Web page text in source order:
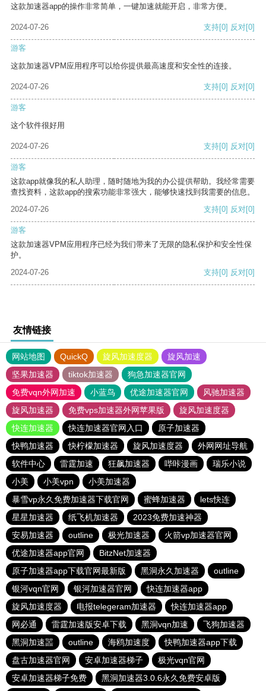
这款加速器app的操作非常简单，一键加速就能开启，非常方便。
2024-07-26 支持[0] 反对[0]
游客
这款加速器VPM应用程序可以给你提供最高速度和安全性的连接。
2024-07-26 支持[0] 反对[0]
游客
这个软件很好用
2024-07-26 支持[0] 反对[0]
游客
这款app就像我的私人助理，随时随地为我的办公提供帮助。我经常需要
查找资料，这款app的搜索功能非常强大，能够快速找到我需要的信息。
2024-07-26
支持[0] 反对[0]
游客
这款加速器VPM应用程序已经为我们带来了无限的隐私保护和安全性保
护。
2024-07-26
支持[0] 反对[0]
友情链接
网站地图 QuickQ 旋风加速度器
旋风加速
坚果加速器
tiktok加速器
狗急加速器官网
免费vqn外网加速
小蓝鸟 优途加速器官网
风驰加速器
旋风加速器
免费vps加速器外网苹果版
旋风加速度器
快连加速器
快连加速器官网入口
原子加速器
快鸭加速器
快柠檬加速器 旋风加速度器
外网网址导航
软件中心
雷霆加速 狂飙加速器 哔咔漫画
瑞乐小说
小美
小美vpn
小美加速器
暴雪vp永久免费加速器下载官网
蜜蜂加速器
lets快连
星星加速器
纸飞机加速器
2023免费加速神器
安易加速器
outline 极光加速器
火箭vp加速器官网
优途加速器app官网
BitzNet加速器
原子加速器app下载官网最新版
黑洞永久加速器
outline
银河vqn官网
银河加速器官网
快连加速器app
旋风加速度器
电报telegeram加速器
快连加速器app
网必通
雷霆加速版安卓下载 黑洞vqn加速
飞狗加速器
黑洞加速噐
outline 海鸥加速度
快鸭加速器app下载
盘古加速器官网
安卓加速器梯子
极光vqn官网
安卓加速器梯子免费
黑洞加速器3.0.6永久免费安卓版